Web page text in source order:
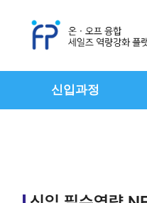
신입과정